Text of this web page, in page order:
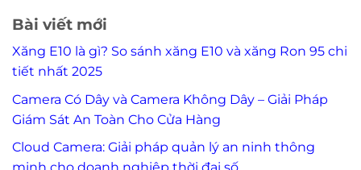
Bài viết mới
Xăng E10 là gì? So sánh xăng E10 và xăng Ron 95 chi
tiết nhất 2025
Camera Có Dây và Camera Không Dây – Giải Pháp
Giám Sát An Toàn Cho Cửa Hàng
Cloud Camera: Giải pháp quản lý an ninh thông